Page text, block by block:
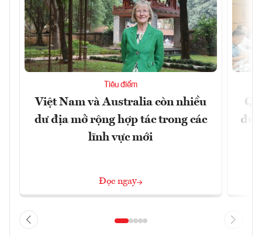
Tiêu điểm
Việt Nam và Australia còn nhiều
dư địa mở rộng hợp tác trong các
lĩnh vực mới
Đọc ngay
đủ